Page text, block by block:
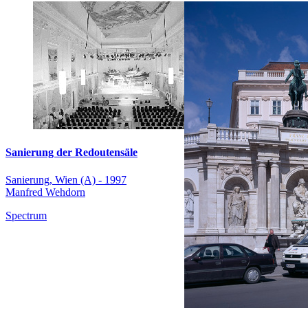
Sanierung der Redoutensäle
Sanierung, Wien (A) - 1997
Manfred Wehdorn
Spectrum